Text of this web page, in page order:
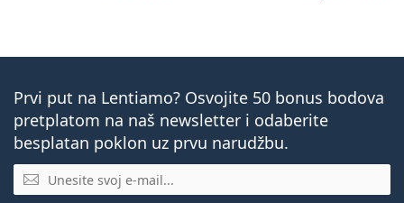
Prvi put na Lentiamo? Osvojite 50 bonus bodova
pretplatom na naš newsletter i odaberite
besplatan poklon uz prvu narudžbu.
E-mail